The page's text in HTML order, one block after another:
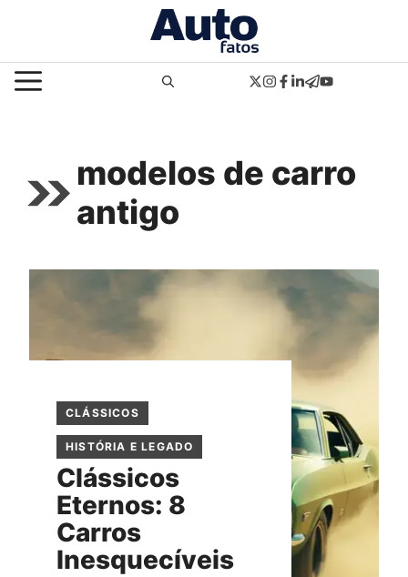
o
conteúdoMENU
modelos de carro
antigo
CLÁSSICOS
HISTÓRIA E LEGADO
Clássicos
Eternos: 8
Carros
Inesquecíveis